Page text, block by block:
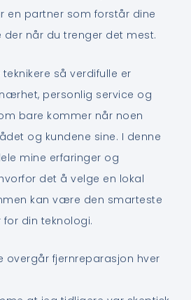
en partner som forstår dine
når du trenger det mest.
så verdifulle er
personlig service og
bare kommer når noen
og kundene sine. I denne
mine erfaringer og
det å velge en lokal
kan være den smarteste
din teknologi.
overgår fjernreparasjon hver